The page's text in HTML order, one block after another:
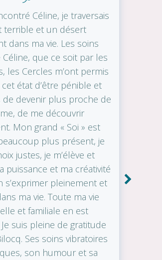
Céline, je traversais
terrible et un désert
dans ma vie. Les soins
que ce soit par les
les Cercles m’ont permis
état d’être pénible et
de devenir plus proche de
de me découvrir
Mon grand « Soi » est
plus présent, je
justes, je m’élève et
puissance et ma créativité
s’exprimer pleinement et
ma vie. Toute ma vie
et familiale en est
suis pleine de gratitude
Ses soins vibratoires
son humour et sa